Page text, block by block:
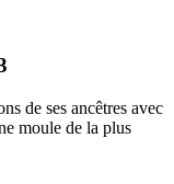
de ses ancêtres avec
moule de la plus